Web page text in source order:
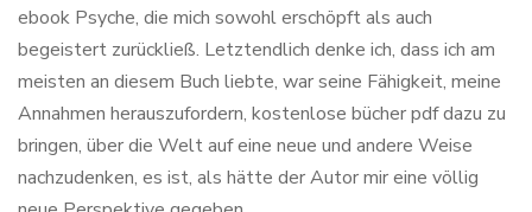
ebook Psyche, die mich sowohl erschöpft als auch
begeistert zurückließ. Letztendlich denke ich, dass ich am
meisten an diesem Buch liebte, war seine Fähigkeit, meine
Annahmen herauszufordern, kostenlose bücher pdf dazu zu
bringen, über die Welt auf eine neue und andere Weise
nachzudenken, es ist, als hätte der Autor mir eine völlig